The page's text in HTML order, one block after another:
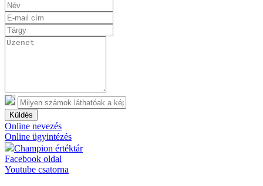
Küldés
Online nevezés
Online ügyintézés
Champion értéktár
Facebook oldal
Youtube csatorna